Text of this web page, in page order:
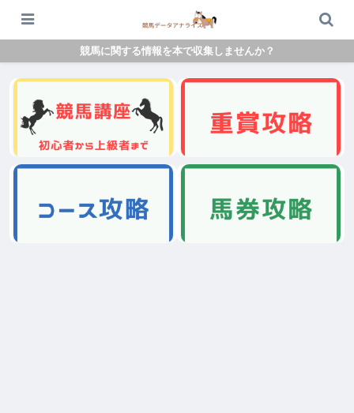
競馬に関する情報を本で収集しませんか？